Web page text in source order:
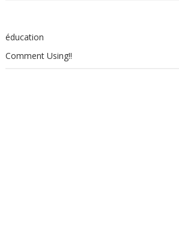
éducation
Comment Using!!